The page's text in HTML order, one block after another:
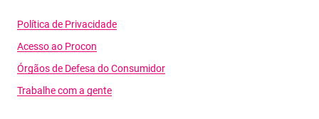
Política de Privacidade
Acesso ao Procon
Órgãos de Defesa do Consumidor
Trabalhe com a gente